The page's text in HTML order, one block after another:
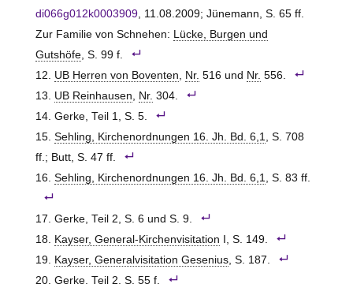
di066g012k0003909, 11.08.2009; Jünemann, S. 65 ff.
Zur Familie von Schnehen:
Lücke, Burgen und
Gutshöfe, S. 99 f.
UB Herren von Boventen
Nr. 516 und Nr. 556.
UB Reinhausen
Nr. 304.
Gerke, Teil 1, S. 5.
Sehling, Kirchenordnungen 16. Jh. Bd. 6,1
, S. 708
ff.; Butt, S. 47 ff.
Sehling, Kirchenordnungen 16. Jh. Bd. 6,1
, S. 83 ff.
Gerke, Teil 2, S. 6 und S. 9.
Kayser, General-Kirchenvisitation I, S. 149.
Kayser, Generalvisitation Gesenius, S. 187.
Gerke, Teil 2, S. 55 f.